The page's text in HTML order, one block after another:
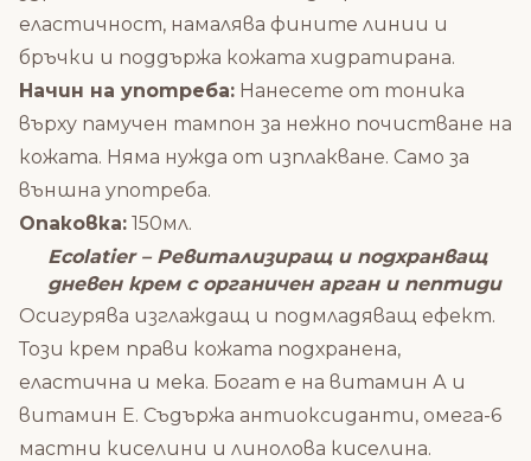
еластичност, намалява фините линии и
бръчки и поддържа кожата хидратирана.
Начин на употреба: Нанесете от тоника
върху памучен тампон за нежно почистване на
кожата. Няма нужда от изплакване. Само за
външна употреба.
Опаковка: 150мл.
Ecolatier – Ревитализиращ и подхранващ
дневен крем с органичен арган и пептиди
Осигурява изглаждащ и подмладяващ ефект.
Този крем прави кожата подхранена,
еластична и мека. Богат е на витамин А и
витамин Е. Съдържа антиоксиданти, омега-6
мастни киселини и линолова киселина.